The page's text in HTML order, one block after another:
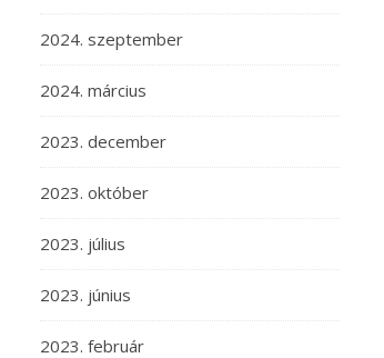
2024. szeptember
2024. március
2023. december
2023. október
2023. július
2023. június
2023. február